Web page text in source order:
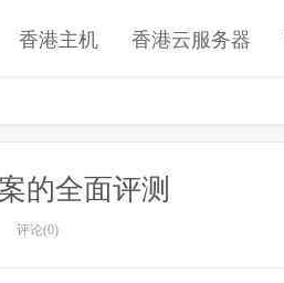
香港主机 香港云服务器
的全面评测
评论(0)